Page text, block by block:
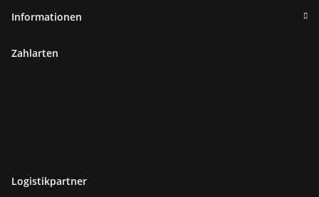
Informationen
Zahlarten
Logistikpartner